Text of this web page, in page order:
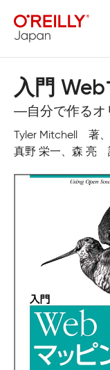
入門
―自分で作るオ
Tyler Mitchell 著、
真野 栄一、森 亮